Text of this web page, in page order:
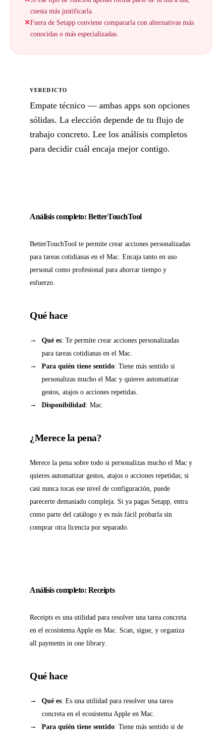
cuesta más justificarla.
✕Fuera de Setapp conviene compararla con alternativas más
conocidas o más especializadas.
VEREDICTO
Empate técnico — ambas apps son opciones
sólidas. La elección depende de tu flujo de
trabajo concreto. Lee los análisis completos
para decidir cuál encaja mejor contigo.
Análisis completo: BetterTouchTool
BetterTouchTool te permite crear acciones personalizadas
para tareas cotidianas en el Mac. Encaja tanto en uso
personal como profesional para ahorrar tiempo y
esfuerzo.
Qué hace
Qué es: Te permite crear acciones personalizadas
para tareas cotidianas en el Mac.
Para quién tiene sentido: Tiene más sentido si
personalizas mucho el Mac y quieres automatizar
gestos, atajos o acciones repetidas.
Disponibilidad: Mac.
¿Merece la pena?
Merece la pena sobre todo si personalizas mucho el Mac y
quieres automatizar gestos, atajos o acciones repetidas; si
casi nunca tocas ese nivel de configuración, puede
parecerte demasiado compleja. Si ya pagas Setapp, entra
como parte del catálogo y es más fácil probarla sin
comprar otra licencia por separado.
Análisis completo: Receipts
Receipts es una utilidad para resolver una tarea concreta
en el ecosistema Apple en Mac. Scan, sigue, y organiza
all payments in one library.
Qué hace
Qué es: Es una utilidad para resolver una tarea
concreta en el ecosistema Apple en Mac.
Para quién tiene sentido: Tiene más sentido si de